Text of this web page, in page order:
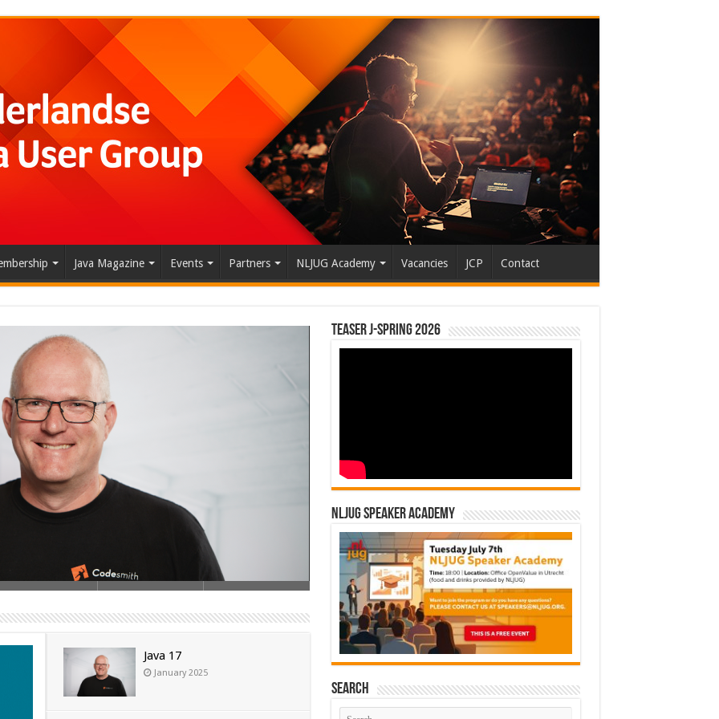
Java Magazine Events Partners NLJUG Academy Vacancies JCP Contact
Oracle heeft sinds Java SE 10 een 6 maanden …
Java 17
January 2025
Teaser J-Spring 2026
NLJUG Speaker Academy
Search